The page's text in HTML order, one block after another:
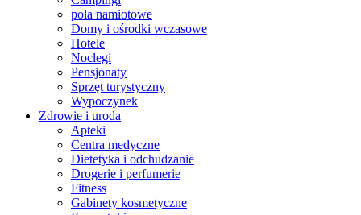
pola namiotowe
Domy i ośrodki wczasowe
Hotele
Noclegi
Pensjonaty
Sprzęt turystyczny
Wypoczynek
Zdrowie i uroda
Apteki
Centra medyczne
Dietetyka i odchudzanie
Drogerie i perfumerie
Fitness
Gabinety kosmetyczne